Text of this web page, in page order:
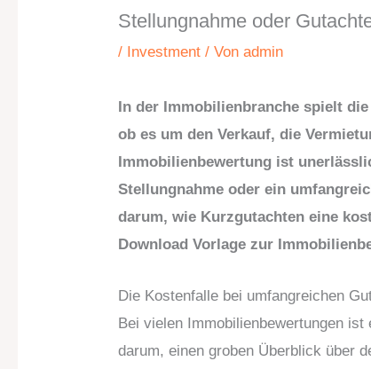
Stellungnahme oder
/ Investment / Vonadmin
In der Immobilienbranche spielt
ob es um den Verkauf, die
Immobilienbewertung ist
Stellungnahme oder ein
darum, wie Kurzgutachten eine
Download Vorlage zur
Die Kostenfalle bei umfangreichen
Bei vielen Immobilienbewertungen
darum, einen groben Überblick über